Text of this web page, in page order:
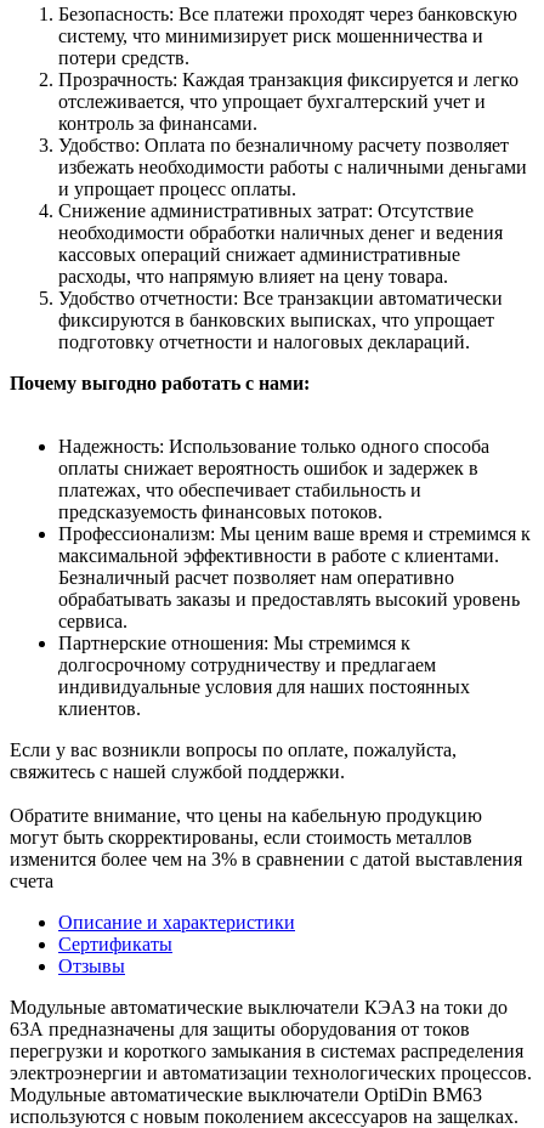
Безопасность: Все платежи проходят через банковскую
систему, что минимизирует риск мошенничества и
потери средств.
Прозрачность: Каждая транзакция фиксируется и легко
отслеживается, что упрощает бухгалтерский учет и
контроль за финансами.
Удобство: Оплата по безналичному расчету позволяет
избежать необходимости работы с наличными деньгами
и упрощает процесс оплаты.
Снижение административных затрат: Отсутствие
необходимости обработки наличных денег и ведения
кассовых операций снижает административные
расходы, что напрямую влияет на цену товара.
Удобство отчетности: Все транзакции автоматически
фиксируются в банковских выписках, что упрощает
подготовку отчетности и налоговых деклараций.
Почему выгодно работать с нами:
Надежность: Использование только одного способа
оплаты снижает вероятность ошибок и задержек в
платежах, что обеспечивает стабильность и
предсказуемость финансовых потоков.
Профессионализм: Мы ценим ваше время и стремимся к
максимальной эффективности в работе с клиентами.
Безналичный расчет позволяет нам оперативно
обрабатывать заказы и предоставлять высокий уровень
сервиса.
Партнерские отношения: Мы стремимся к
долгосрочному сотрудничеству и предлагаем
индивидуальные условия для наших постоянных
клиентов.
Если у вас возникли вопросы по оплате, пожалуйста,
свяжитесь с нашей службой поддержки.
Обратите внимание, что цены на кабельную продукцию
могут быть скорректированы, если стоимость металлов
изменится более чем на 3% в сравнении с датой выставления
счета
Описание и характеристики
Сертификаты
Отзывы
Модульные автоматические выключатели КЭАЗ на токи до
63А предназначены для защиты оборудования от токов
перегрузки и короткого замыкания в системах распределения
электроэнергии и автоматизации технологических процессов.
Модульные автоматические выключатели OptiDin ВМ63
используются с новым поколением аксессуаров на защелках.